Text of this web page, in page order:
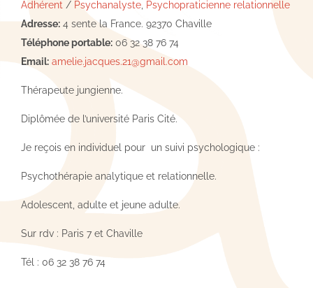
Adhérent / Psychanalyste Psychopraticienne relationnelle
Adresse: 4 sente la France. 92370 Chaville
Téléphone portable: 06 32 38 76 74
Email: amelie.jacques.21@gmail.com
Thérapeute jungienne.
Diplômée de l’université Paris Cité.
Je reçois en individuel pour un suivi psychologique :
Psychothérapie analytique et relationnelle.
Adolescent, adulte et jeune adulte.
Sur rdv : Paris 7 et Chaville
Tél : 06 32 38 76 74